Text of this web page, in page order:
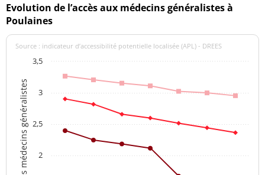
Evolution de l’accès aux médecins généralistes à
Poulaines
APL des médecins généralistes
Source : indicateur d’accessibilité potentielle localisée (APL) - DREES
2
2,5
3
3,5